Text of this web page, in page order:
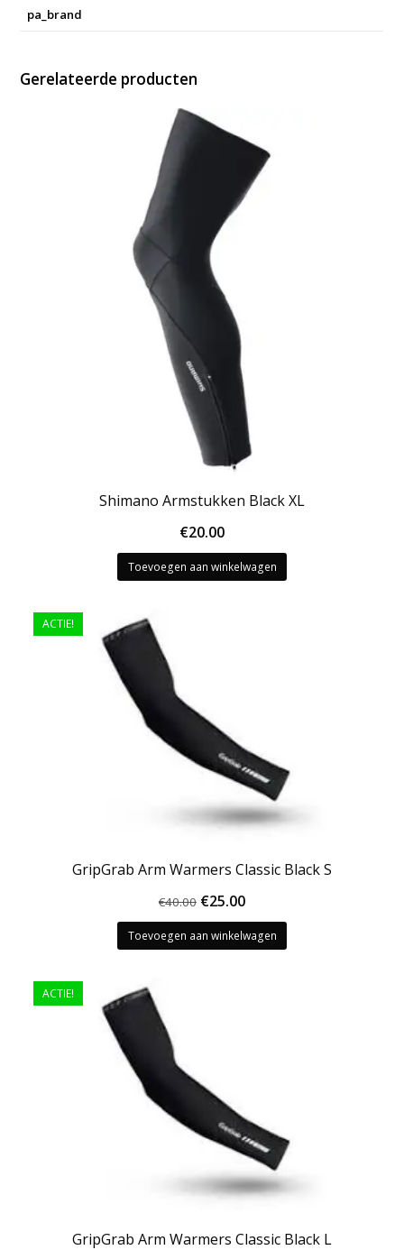
pa_brand
Gerelateerde producten
Shimano Armstukken Black XL
€20.00
Toevoegen aan winkelwagen
ACTIE!
GripGrab Arm Warmers Classic Black S
€40.00 Oorspronkelijke
prijs
was:
€25.00Huidige
prijs
is:
Toevoegen aan winkelwagen
ACTIE!
GripGrab Arm Warmers Classic Black L